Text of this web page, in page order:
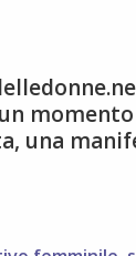
una